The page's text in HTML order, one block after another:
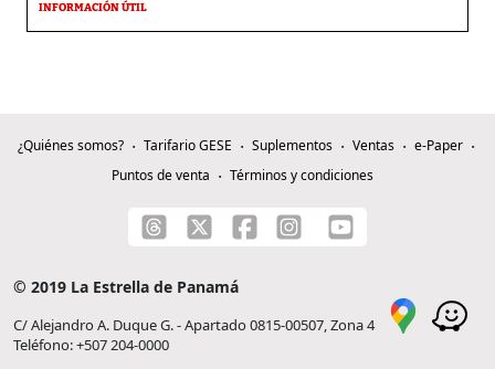
INFORMACIÓN ÚTIL
¿Quiénes somos? Tarifario GESE Suplementos Ventas
e-Paper
Puntos de venta
Términos y condiciones
© 2019 La Estrella de Panamá
C/ Alejandro A. Duque G. - Apartado 0815-00507, Zona 4
Teléfono: +507 204-0000